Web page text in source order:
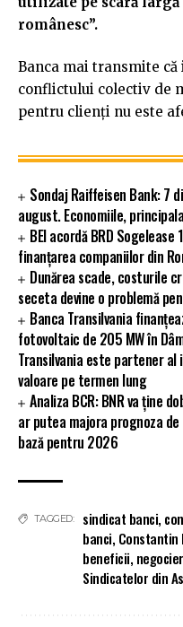
românesc”.
Banca mai transmite că
conflictului colectiv de
pentru clienți nu este
Sondaj Raiffeisen Bank: 7
august. Economiile,
BEI acordă BRD
finanțarea companiilor din
Dunărea scade, costurile
seceta devine o problemă
Banca Transilvania
fotovoltaic de 205 MW în
Transilvania este partener
valoare pe termen lung
Analiza BCR: BNR va ține
ar putea majora prognoza
bază pentru 2026
TAGGED: sindicat banci,
banci, Constantin
beneficii,
Sindicatelor din